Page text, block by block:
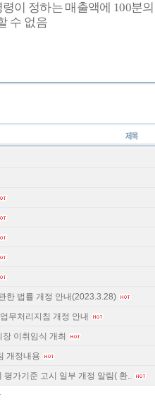
이 정하는 매출액에 100분
수 없음
한 법률 개정 안내(2023.3.28)
무처리지침 개정 안내
이취임식 개최
개정내용
가기준 고시 일부 개정 알림( 환..